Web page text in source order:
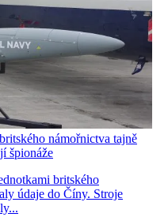
námořnictva tajně
špionáže
britského
údaje do Číny. Stroje